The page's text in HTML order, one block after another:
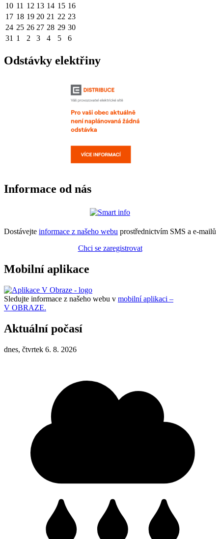
10 11 12 13 14 15 16
17 18 19 20 21 22 23
24 25 26 27 28 29 30
31 1 2 3 4 5 6
Odstávky elektřiny
Informace od nás
Dostávejte informace z našeho webu prostřednictvím SMS a e-mailů
Chci se zaregistrovat
Mobilní aplikace
Sledujte informace z našeho webu v mobilní aplikaci –
V OBRAZE.
Aktuální počasí
dnes, čtvrtek 6. 8. 2026